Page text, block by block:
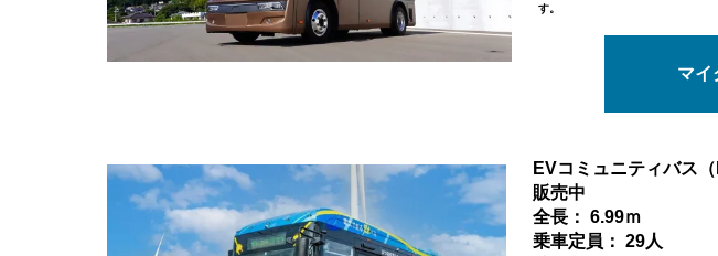
す。
マイ
EVコミュニティバス
販売中
全長： 6.99ｍ
乗車定員： 29人